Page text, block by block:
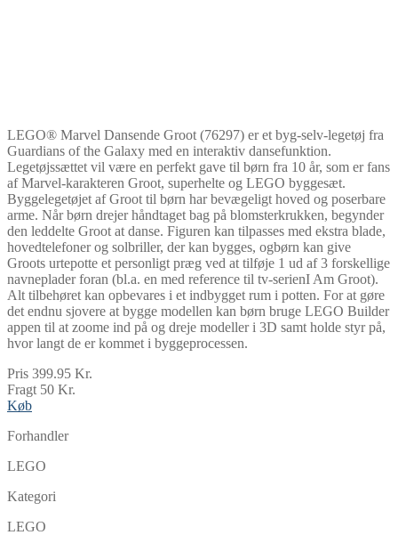
LEGO® Marvel Dansende Groot (76297) er et byg-selv-legetøj fra
Guardians of the Galaxy med en interaktiv dansefunktion.
Legetøjssættet vil være en perfekt gave til børn fra 10 år, som er fans
af Marvel-karakteren Groot, superhelte og LEGO byggesæt.
Byggelegetøjet af Groot til børn har bevægeligt hoved og poserbare
arme. Når børn drejer håndtaget bag på blomsterkrukken, begynder
den leddelte Groot at danse. Figuren kan tilpasses med ekstra blade,
hovedtelefoner og solbriller, der kan bygges, ogbørn kan give
Groots urtepotte et personligt præg ved at tilføje 1 ud af 3 forskellige
navneplader foran (bl.a. en med reference til tv-serienI Am Groot).
Alt tilbehøret kan opbevares i et indbygget rum i potten. For at gøre
det endnu sjovere at bygge modellen kan børn bruge LEGO Builder
appen til at zoome ind på og dreje modeller i 3D samt holde styr på,
hvor langt de er kommet i byggeprocessen.
Pris 399.95 Kr.
Fragt 50 Kr.
Køb
Forhandler
LEGO
Kategori
LEGO